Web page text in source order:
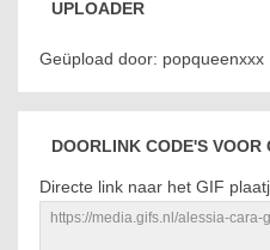
UPLOADER
Geüpload door: popqueenxxx
DOORLINK CODE'S VOOR
Directe link naar het GIF